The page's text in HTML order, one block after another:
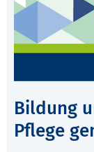
Bildung
Pflege